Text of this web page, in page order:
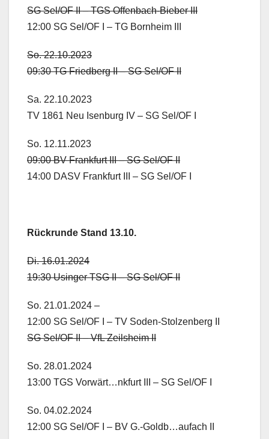
SG Sel/OF II – TGS Offenbach-Bieber III
12:00 SG Sel/OF I – TG Bornheim III
So. 22.10.2023
09:30 TG Friedberg II – SG Sel/OF II
Sa. 22.10.2023
TV 1861 Neu Isenburg IV – SG Sel/OF I
So. 12.11.2023
09:00 BV Frankfurt III – SG Sel/OF II
14:00 DASV Frankfurt III – SG Sel/OF I
Rückrunde Stand 13.10.
Di. 16.01.2024
19:30 Usinger TSG II – SG Sel/OF II
So. 21.01.2024 –
12:00 SG Sel/OF I – TV Soden-Stolzenberg II
SG Sel/OF II – VfL Zeilsheim II
So. 28.01.2024
13:00 TGS Vorwärt…nkfurt III – SG Sel/OF I
So. 04.02.2024
12:00 SG Sel/OF I – BV G.-Goldb…aufach II